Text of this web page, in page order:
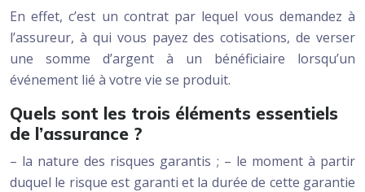
En effet, c’est un contrat par lequel vous demandez à
l’assureur, à qui vous payez des cotisations, de verser
une somme d’argent à un bénéficiaire lorsqu’un
événement lié à votre vie se produit.
Quels sont les trois éléments essentiels
de l’assurance ?
– la nature des risques garantis ; – le moment à partir
duquel le risque est garanti et la durée de cette garantie